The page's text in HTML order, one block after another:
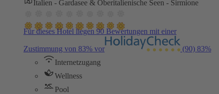
Italien - Gardasee & Oberitalienische Seen - Sirmione
Für dieses Hotel liegen 90 Bewertungen mit einer
Zustimmung von 83% vor (90) 83%
Internetzugang
Wellness
Pool